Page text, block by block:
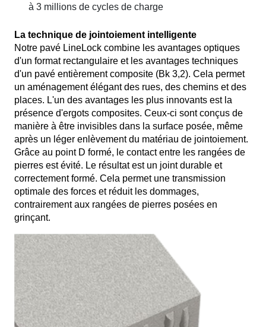
à 3 millions de cycles de charge
La technique de jointoiement intelligente
Notre pavé LineLock combine les avantages optiques
d'un format rectangulaire et les avantages techniques
d'un pavé entièrement composite (Bk 3,2). Cela permet
un aménagement élégant des rues, des chemins et des
places. L'un des avantages les plus innovants est la
présence d'ergots composites. Ceux-ci sont conçus de
manière à être invisibles dans la surface posée, même
après un léger enlèvement du matériau de jointoiement.
Grâce au point D formé, le contact entre les rangées de
pierres est évité. Le résultat est un joint durable et
correctement formé. Cela permet une transmission
optimale des forces et réduit les dommages,
contrairement aux rangées de pierres posées en
grinçant.